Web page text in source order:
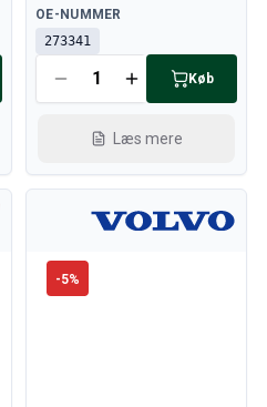
Tilgængelig
OE-NUMMER
273341
Køb
Læs mere
-5%